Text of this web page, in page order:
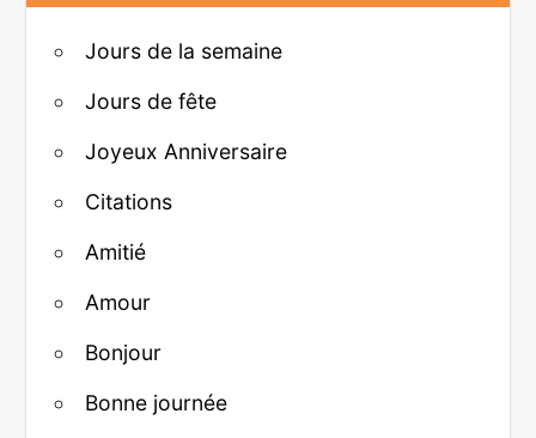
Jours de la semaine
Jours de fête
Joyeux Anniversaire
Citations
Amitié
Amour
Bonjour
Bonne journée